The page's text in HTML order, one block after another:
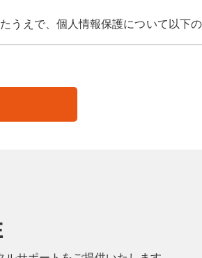
うえで、個人情報保護について以下
を遵守します。
な範囲内で個人情報を利用いたします